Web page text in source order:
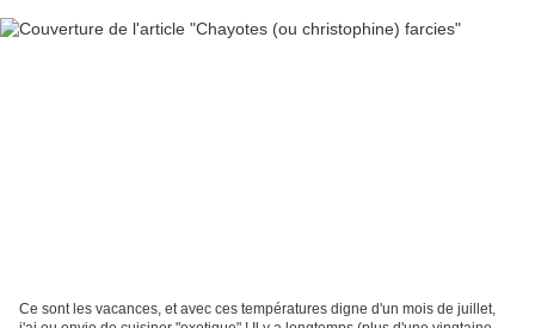
Ce sont les vacances, et avec ces températures digne d'un mois de juillet,